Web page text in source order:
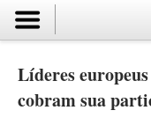
Líderes
cobram sua